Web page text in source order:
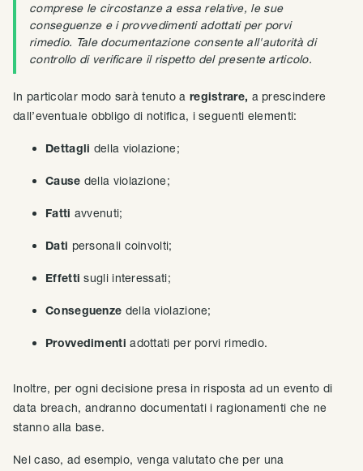
comprese le circostanze a essa relative, le sue
conseguenze e i provvedimenti adottati per porvi
rimedio. Tale documentazione consente all'autorità di
controllo di verificare il rispetto del presente articolo.
In particolar modo sarà tenuto a registrare, a prescindere
dall’eventuale obbligo di notifica, i seguenti elementi:
Dettagli della violazione;
Cause della violazione;
Fatti avvenuti;
Dati personali coinvolti;
Effettisugli interessati;
Conseguenze della violazione;
Provvedimentiadottati per porvi rimedio.
Inoltre, per ogni decisione presa in risposta ad un evento di
data breach, andranno documentati i ragionamenti che ne
stanno alla base.
Nel caso, ad esempio, venga valutato che per una